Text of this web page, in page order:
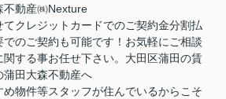
不動産㈱Nexture
てクレジットカードでのご契約金分割払
でのご契約も可能です！お気軽にご相談
関する事お任せ下さい。大田区蒲田の賃
蒲田大森不動産へ
め物件等スタッフが住んでいるからこそ